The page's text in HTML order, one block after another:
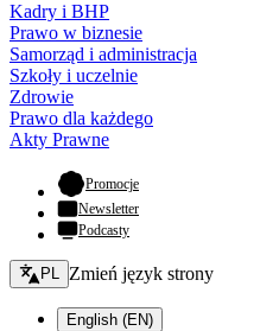
Kadry i BHP
Prawo w biznesie
Samorząd i administracja
Szkoły i uczelnie
Zdrowie
Prawo dla każdego
Akty Prawne
Promocje- otwiera się w nowej
Newsletter
Podcasty
Zmień język - bieżący:
PL Zmień język strony
English (EN)